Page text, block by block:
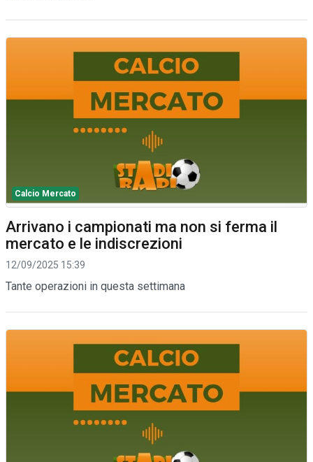
Calcio Mercato
Arrivano i campionati ma non si ferma il
mercato e le indiscrezioni
12/09/2025 15:39
Tante operazioni in questa settimana